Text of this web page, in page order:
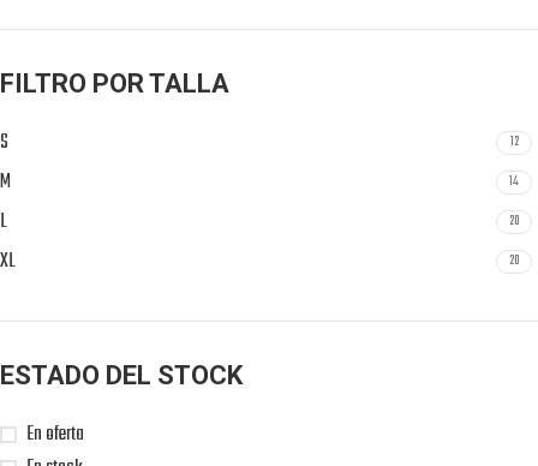
FILTRO POR TALLA
S 12
M 14
L 20
XL 20
ESTADO DEL STOCK
En oferta